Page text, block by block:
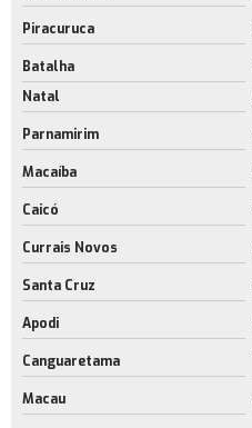
Piracuruca
Batalha
Natal
Parnamirim
Macaíba
Caicó
Currais Novos
Santa Cruz
Apodi
Canguaretama
Macau